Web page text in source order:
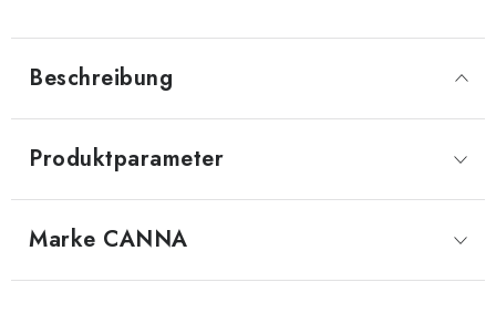
Beschreibung
Produktparameter
Marke CANNA